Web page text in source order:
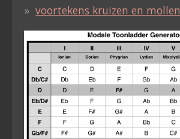
voortekens kruizen en mollen